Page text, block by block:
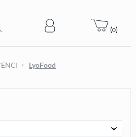
(0)
LyoFood